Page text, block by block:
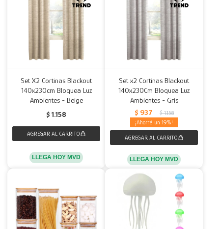
Set X2 Cortinas Blackout
140x230cm Bloquea Luz
Ambientes - Beige
$ 1.158
LLEGA HOY MVD
Set x2 Cortinas Blackout
140x230Cm Bloquea Luz
Ambientes - Gris
$ 937 $ 1.158
19
LLEGA HOY MVD